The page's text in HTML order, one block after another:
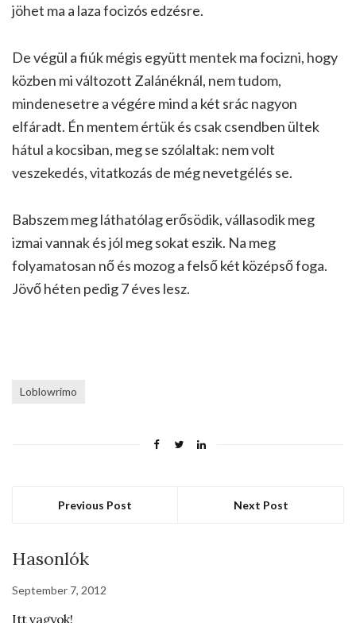
jöhet ma a laza focizós edzésre.
De végül a fiúk mégis együtt mentek ma focizni, hogy
közben mi változott Zalánéknál, nem tudom,
mindenesetre a végére mind a két srác nagyon
elfáradt. Én mentem értük és csak csendben ültek
hátul a kocsiban, meg se szólaltak: nem volt
veszekedés, vitatkozás de még nevetgélés se.
Babszem meg láthatólag erősödik, vállasodik meg
izmai vannak és jól meg sokat eszik. Na meg
folyamatosan nő és mozog a felső két középső foga.
Jövő héten pedig 7 éves lesz.
Loblowrimo
Previous Post Next Post
Hasonlók
September 7, 2012
Itt vagyok!